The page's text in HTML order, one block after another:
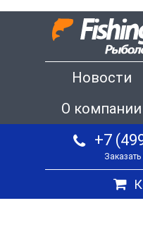
Новости
О компании
+7